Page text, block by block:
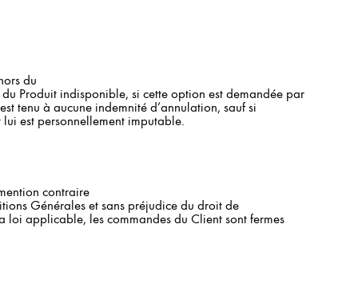
du
Produit indisponible, si cette option est demandée par
tenu à aucune indemnité d’annulation, sauf si
est personnellement imputable.
contraire
Générales et sans préjudice du droit de
loi applicable, les commandes du Client sont fermes